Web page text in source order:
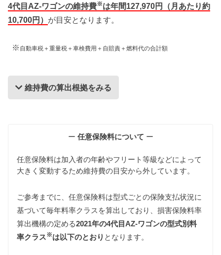
4代目AZ-ワゴンの維持費※は年間127,970円（月あたり約
10,700円） が目安となります。
※ 自動車税＋重量税＋車検費用＋自賠責＋燃料代の合計額
維持費の算出根拠をみる
維持費の算出根拠
自動車税
4代目AZ-ワゴンは軽自動車ですので660cc以下の課税
クラスに該当するため7,200円となります。
ー 任意保険料について ー
任意保険料は加入者の年齢やフリート等級などによって
大きく変動するため維持費の目安から外しています。
ご参考までに、任意保険料は型式ごとの保険支払状況に
基づいて毎年料率クラスを算出しており、損害保険料率
算出機構の定める2021年の4代目AZ-ワゴンの型式別料
率クラス※は以下のとおり となります。